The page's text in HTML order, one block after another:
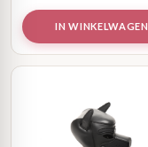
IN WINKELWAGEN